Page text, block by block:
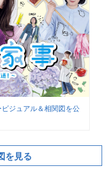
ジュアル＆相関図を公
を見る